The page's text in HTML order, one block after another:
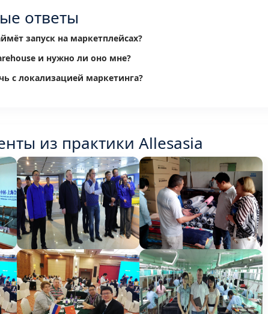
ответы
запуск на маркетплейсах?
и нужно ли оно мне?
с локализацией маркетинга?
из практики Allesasia